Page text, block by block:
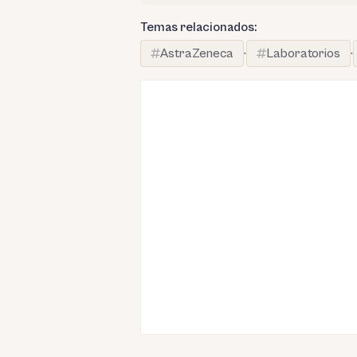
Temas relacionados:
AstraZeneca
· Laboratorios ·